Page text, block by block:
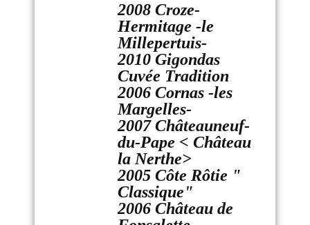
2008 Croze-
Hermitage -le
Millepertuis-
2010 Gigondas
Cuvée Tradition
2006 Cornas -les
Margelles-
2007 Châteauneuf-
du-Pape < Château
la Nerthe>
2005 Côte Rôtie "
Classique"
2006 Château de